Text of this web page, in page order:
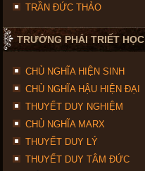
TRẦN ĐỨC THẢO
TRƯỜNG PHÁI TRIẾT HỌC
CHỦ NGHĨA HIỆN SINH
CHỦ NGHĨA HẬU HIỆN ĐẠI
THUYẾT DUY NGHIỆM
CHỦ NGHĨA MARX
THUYẾT DUY LÝ
THUYẾT DUY TÂM ĐỨC